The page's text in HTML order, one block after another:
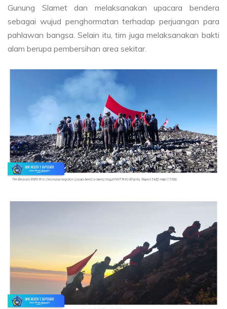
Gunung Slamet dan melaksanakan upacara bendera
sebagai wujud penghormatan terhadap perjuangan para
pahlawan bangsa. Selain itu, tim juga melaksanakan bakti
alam berupa pembersihan area sekitar.